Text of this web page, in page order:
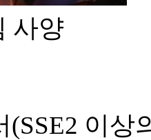
사양
(SSE2 이상